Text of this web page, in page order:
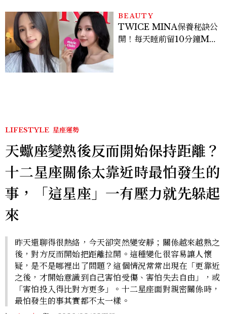
BEAUTY
TWICE MINA保養秘訣公
開！每天睡前留10分鐘ME
LIFESTYLE 星座運勢
天蠍座變熟後反而開始保持距離？
十二星座關係太靠近時最怕發生的
事，「這星座」一有壓力就先躲起
來
昨天還聊得很熱絡，今天卻突然變安靜；關係越來越熟之
後，對方反而開始把距離拉開。這種變化很容易讓人懷
疑，是不是哪裡出了問題？這個情況常常出現在「更靠近
之後，才開始意識到自己害怕受傷、害怕失去自由」，或
「害怕投入得比對方更多」。十二星座面對親密關係時，
最怕發生的事其實都不太一樣。